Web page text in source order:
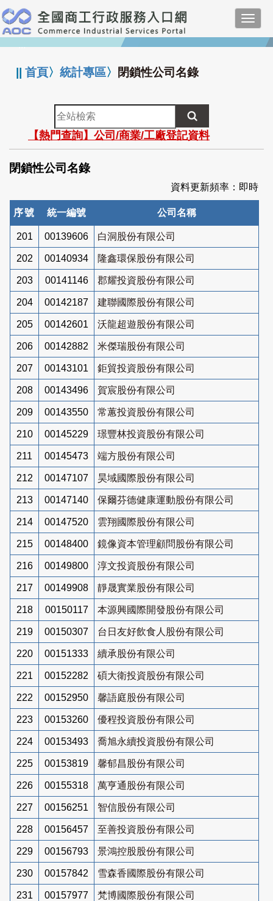
跳
到
主
要
:::
||首頁〉統計專區〉 閉鎖性公司名錄
全
站
檢
索
【熱門查詢】公司/商業/工廠登記資料
閉鎖性公司名錄
資料更新頻率：即時
序號 統一編號 公司名稱
201 00139606 白洞股份有限公司
202 00140934 隆鑫環保股份有限公司
203 00141146 郡耀投資股份有限公司
204 00142187 建聯國際股份有限公司
205 00142601 沃龍超遊股份有限公司
206 00142882 米傑瑞股份有限公司
207 00143101 鉅貿投資股份有限公司
208 00143496 賀宸股份有限公司
209 00143550 常蕙投資股份有限公司
210 00145229 璟豐林投資股份有限公司
211 00145473 端方股份有限公司
212 00147107 昊域國際股份有限公司
213 00147140 保爾芬德健康運動股份有限公司
214 00147520 雲翔國際股份有限公司
215 00148400 鏡像資本管理顧問股份有限公司
216 00149800 淳文投資股份有限公司
217 00149908 靜晟實業股份有限公司
218 00150117 本源興國際開發股份有限公司
219 00150307 台日友好飲食人股份有限公司
220 00151333 續承股份有限公司
221 00152282 碩大衛投資股份有限公司
222 00152950 馨語庭股份有限公司
223 00153260 優程投資股份有限公司
224 00153493 喬旭永續投資股份有限公司
225 00153819 馨郁昌股份有限公司
226 00155318 萬亨通股份有限公司
227 00156251 智信股份有限公司
228 00156457 至善投資股份有限公司
229 00156793 景鴻控股股份有限公司
230 00157842 雪森香國際股份有限公司
231 00157977 梵博國際股份有限公司